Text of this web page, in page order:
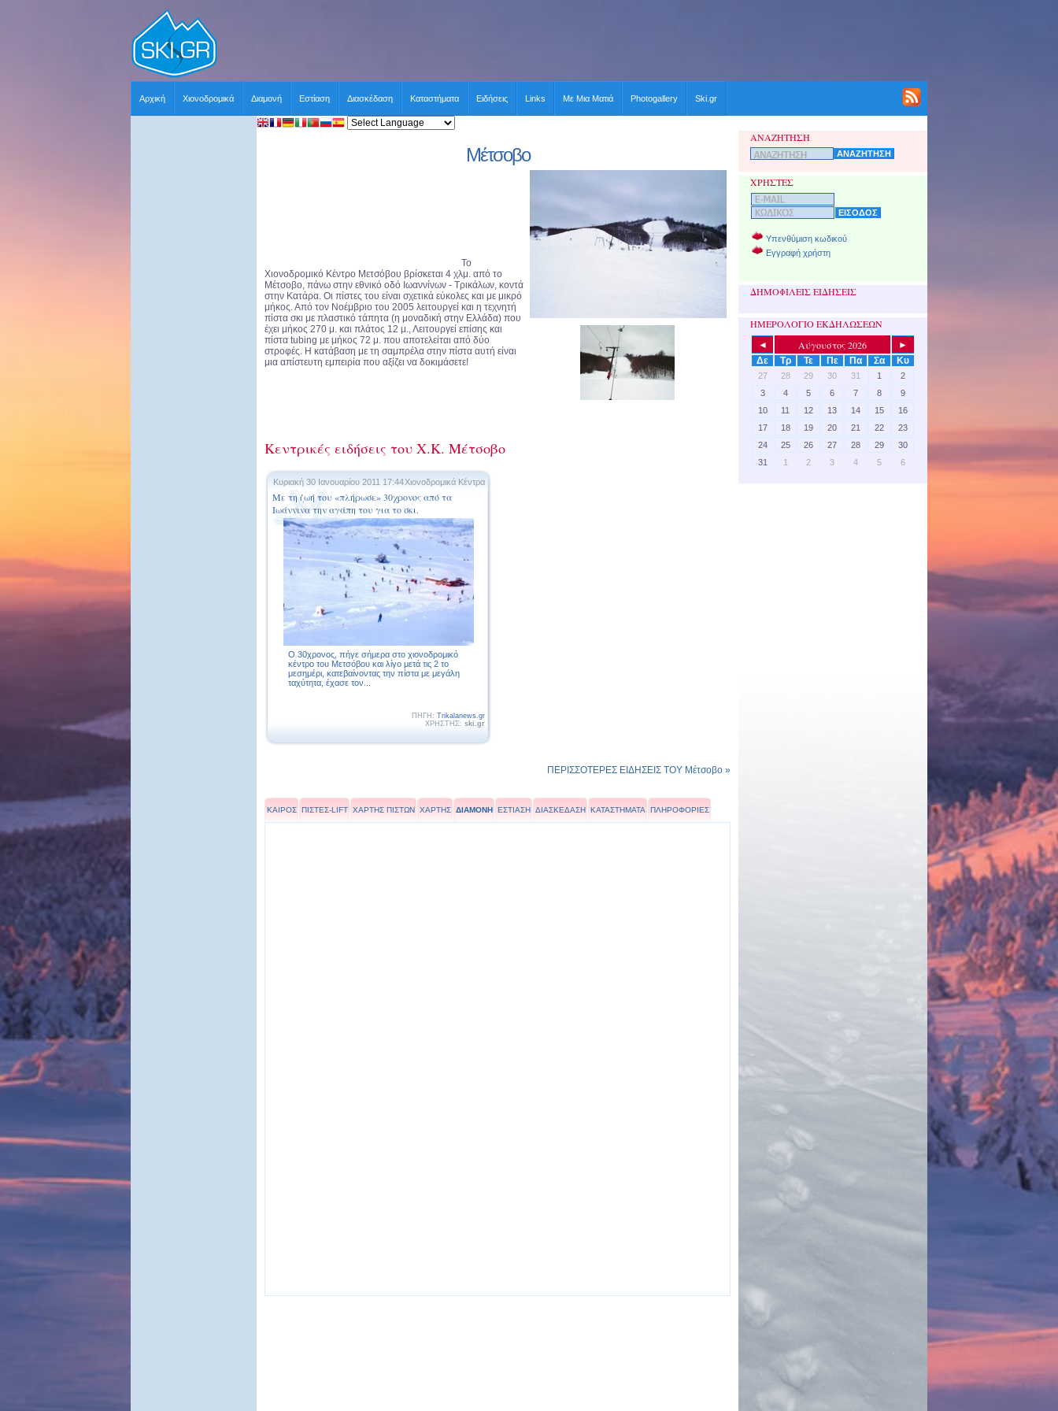
Αρχική Χιονοδρομικά Διαμονή Εστίαση Διασκέδαση Καταστήματα Ειδήσεις Links Με Μια Ματιά Photogallery Ski.gr
Μέτσοβο
Το
Χιονοδρομικό Κέντρο Μετσόβου βρίσκεται 4 χλμ. από το
Μέτσοβο, πάνω στην εθνικό οδό Ιωαννίνων - Τρικάλων, κοντά
στην Κατάρα. Οι πίστες του είναι σχετικά εύκολες και με μικρό
μήκος. Από τον Νοέμβριο του 2005 λειτουργεί και η τεχνητή
πίστα σκι με πλαστικό τάπητα (η μοναδική στην Ελλάδα) που
έχει μήκος 270 μ. και πλάτος 12 μ., Λειτουργεί επίσης και
πίστα tubing με μήκος 72 μ. που αποτελείται από δύο
στροφές. Η κατάβαση με τη σαμπρέλα στην πίστα αυτή είναι
μια απίστευτη εμπειρία που αξίζει να δοκιμάσετε!
Κεντρικές ειδήσεις του Χ.Κ. Μέτσοβο
Κυριακή 30 Ιανουαρίου 2011 17:44Χιονοδρομικά Κέντρα
Με τη ζωή του «πλήρωσε» 30χρονος από τα
Ιωάννινα την αγάπη του για το σκι.
Ο 30χρονος, πήγε σήμερα στο χιονοδρομικό
κέντρο του Μετσόβου και λίγο μετά τις 2 το
μεσημέρι, κατεβαίνοντας την πίστα με μεγάλη
ταχύτητα, έχασε τον...
ΠΗΓΗ: Trikalanews.gr
ΧΡΗΣΤΗΣ: ski.gr
ΠΕΡΙΣΣΟΤΕΡΕΣ ΕΙΔΗΣΕΙΣ ΤΟΥ Μέτσοβο »
ΚΑΙΡΟΣ ΠΙΣΤΕΣ-LIFT ΧΑΡΤΗΣ ΠΙΣΤΩΝ ΧΑΡΤΗΣ ΔΙΑΜΟΝΗ ΕΣΤΙΑΣΗ ΔΙΑΣΚΕΔΑΣΗ ΚΑΤΑΣΤΗΜΑΤΑ ΠΛΗΡΟΦΟΡΙΕΣ
ΑΝΑΖΗΤΗΣΗ
ΧΡΗΣΤΕΣ
Υπενθύμιση κωδικού
Εγγραφή χρήστη
ΔΗΜΟΦΙΛΕΙΣ ΕΙΔΗΣΕΙΣ
ΗΜΕΡΟΛΟΓΙΟ ΕΚΔΗΛΩΣΕΩΝ
◄ Αύγουστος 2026
►
Δε
Τρ Τε Πε Πα Σα Κυ
27 28 29 30 31 1
2
3
4 5 6 7 8
9
10
11 12 13 14 15
16
17
18 19 20 21 22
23
24
25 26 27 28 29
30
31
1 2 3 4 5 6